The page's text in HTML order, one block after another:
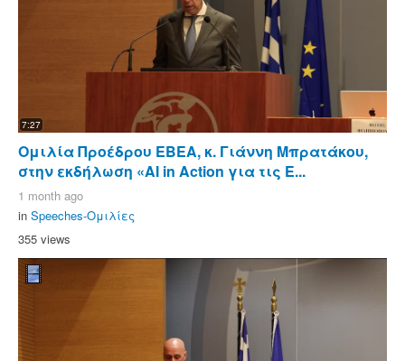
7:27
Ομιλία Προέδρου ΕΒΕΑ, κ. Γιάννη Μπρατάκου,
στην εκδήλωση «AI in Action για τις Ε...
1 month ago
in Speeches-Ομιλίες
355 views